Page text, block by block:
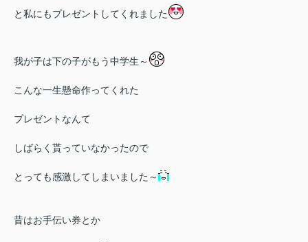
と私にもプレゼントしてくれました
我が子は下の子がもう中学生～
こんな一生懸命作ってくれた
プレゼントなんて
しばらく貰っていなかったので
とっても感激してしまいました～
昔はお手伝い券とか